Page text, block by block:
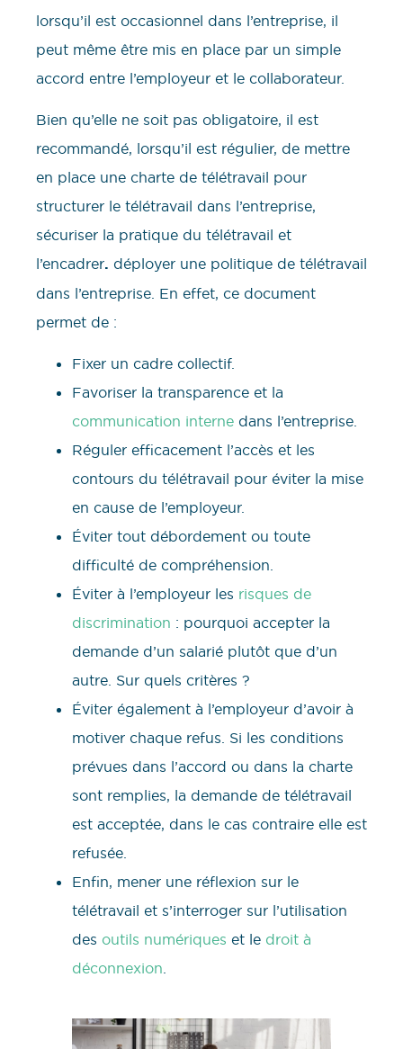
lorsqu’il est occasionnel dans l’entreprise, il
peut même être mis en place par un simple
accord entre l’employeur et le collaborateur.
Bien qu’elle ne soit pas obligatoire, il est
recommandé, lorsqu’il est régulier, de mettre
en place une charte de télétravail pour
structurer le télétravail dans l’entreprise,
sécuriser la pratique du télétravail et
l’encadrer. déployer une politique de télétravail
dans l’entreprise. En effet, ce document
permet de :
Fixer un cadre collectif.
Favoriser la transparence et la
communication interne dans l’entreprise.
Réguler efficacement l’accès et les
contours du télétravail pour éviter la mise
en cause de l’employeur.
Éviter tout débordement ou toute
difficulté de compréhension.
Éviter à l’employeur les risques de
discrimination : pourquoi accepter la
demande d’un salarié plutôt que d’un
autre. Sur quels critères ?
Éviter également à l’employeur d’avoir à
motiver chaque refus. Si les conditions
prévues dans l’accord ou dans la charte
sont remplies, la demande de télétravail
est acceptée, dans le cas contraire elle est
refusée.
Enfin, mener une réflexion sur le
télétravail et s’interroger sur l’utilisation
des outils numériques et le droit à
déconnexion.